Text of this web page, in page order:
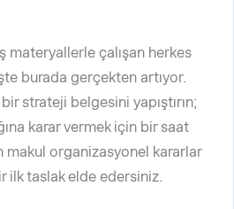
materyallerle çalışan herkes
burada gerçekten artıyor.
strateji belgesini yapıştırın;
karar vermek için bir saat
makul organizasyonel kararlar
ilk taslak elde edersiniz.